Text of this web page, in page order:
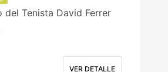
del Tenista David Ferrer
VER DETALLE